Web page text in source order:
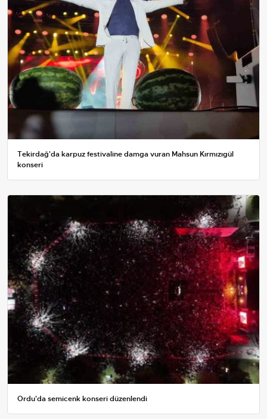
Tekirdağ'da karpuz festivaline damga vuran Mahsun Kırmızıgül
konseri
Ordu'da semicenk konseri düzenlendi